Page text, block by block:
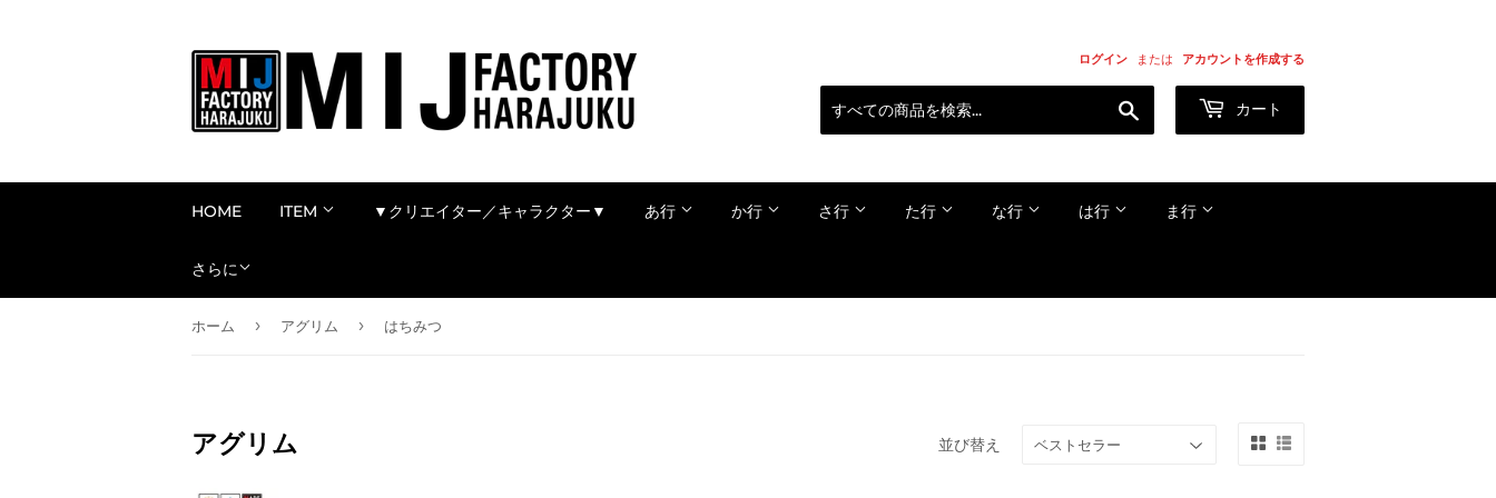
ログイン または アカウントを作成する
カート
HOME ITEM ▼クリエイター／キャラクター▼ あ行 か行 さ行 た行 な行 は行 ま行
さらに
ホーム › アグリム › はちみつ
アグリム 並び替え